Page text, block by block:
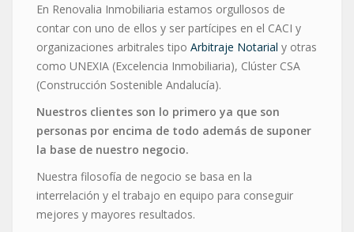
En Renovalia Inmobiliaria estamos orgullosos de
contar con uno de ellos y ser partícipes en el CACI y
organizaciones arbitrales tipo Arbitraje Notarial y otras
como UNEXIA (Excelencia Inmobiliaria), Clúster CSA
(Construcción Sostenible Andalucía).
Nuestros clientes son lo primero ya que son
personas por encima de todo además de suponer
la base de nuestro negocio.
Nuestra filosofía de negocio se basa en la
interrelación y el trabajo en equipo para conseguir
mejores y mayores resultados.